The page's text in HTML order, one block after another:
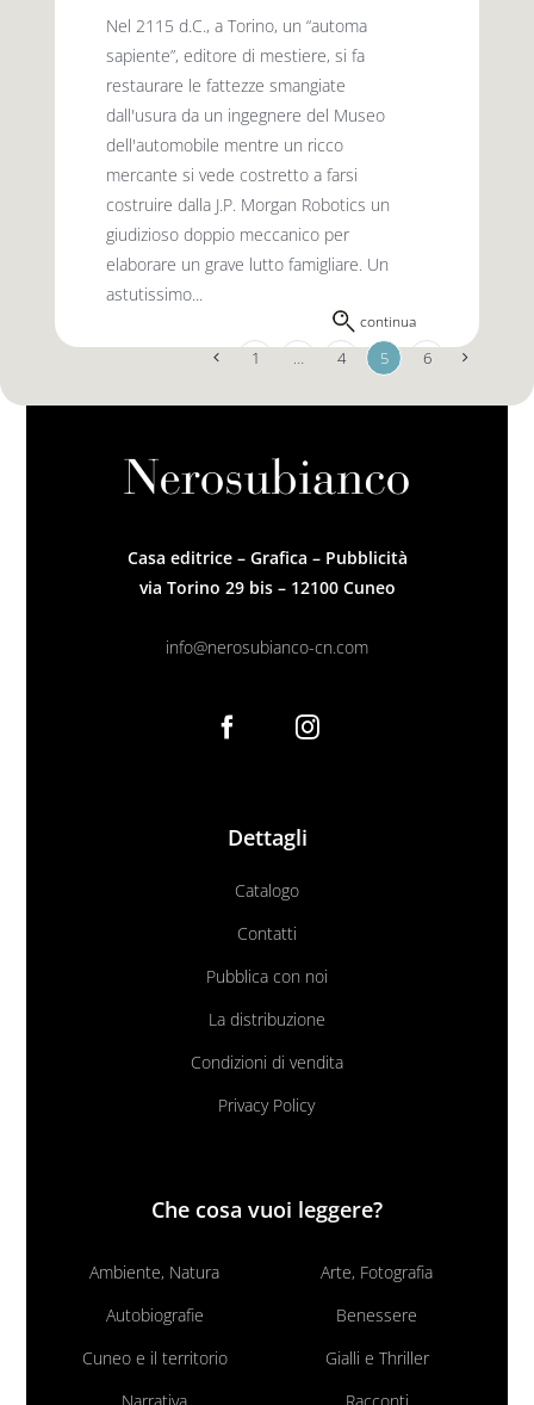
Nel 2115 d.C., a Torino, un “automa
sapiente”, editore di mestiere, si fa
restaurare le fattezze smangiate
dall'usura da un ingegnere del Museo
dell'automobile mentre un ricco
mercante si vede costretto a farsi
costruire dalla J.P. Morgan Robotics un
giudizioso doppio meccanico per
elaborare un grave lutto famigliare. Un
astutissimo...
continua
1 … 4 5 6
Casa editrice – Grafica – Pubblicità
via Torino 29 bis – 12100 Cuneo
info@nerosubianco-cn.com
Dettagli
Catalogo
Contatti
Pubblica con noi
La distribuzione
Condizioni di vendita
Privacy Policy
Che cosa vuoi leggere?
Ambiente, Natura
Arte, Fotografia
Autobiografie
Benessere
Cuneo e il territorio
Gialli e Thriller